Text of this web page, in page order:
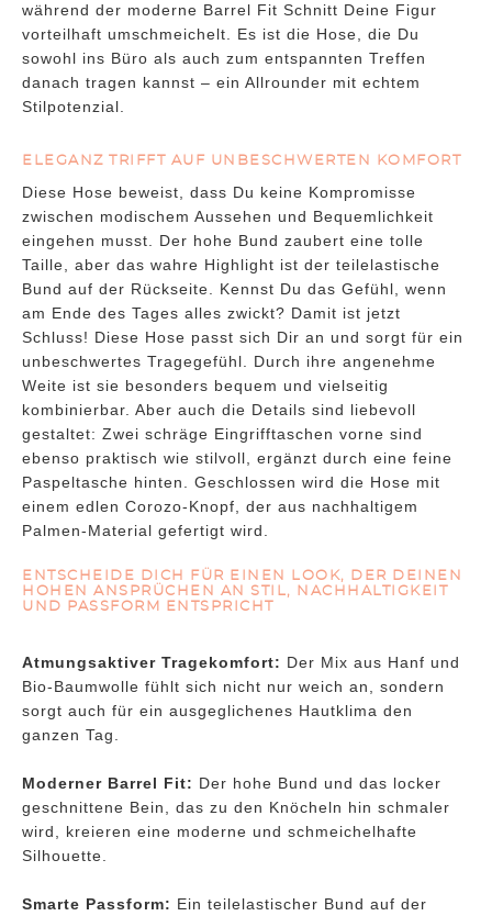
während der moderne Barrel Fit Schnitt Deine Figur
vorteilhaft umschmeichelt. Es ist die Hose, die Du
sowohl ins Büro als auch zum entspannten Treffen
danach tragen kannst – ein Allrounder mit echtem
Stilpotenzial.
ELEGANZ TRIFFT AUF UNBESCHWERTEN KOMFORT
Diese Hose beweist, dass Du keine Kompromisse
zwischen modischem Aussehen und Bequemlichkeit
eingehen musst. Der hohe Bund zaubert eine tolle
Taille, aber das wahre Highlight ist der teilelastische
Bund auf der Rückseite. Kennst Du das Gefühl, wenn
am Ende des Tages alles zwickt? Damit ist jetzt
Schluss! Diese Hose passt sich Dir an und sorgt für ein
unbeschwertes Tragegefühl. Durch ihre angenehme
Weite ist sie besonders bequem und vielseitig
kombinierbar. Aber auch die Details sind liebevoll
gestaltet: Zwei schräge Eingrifftaschen vorne sind
ebenso praktisch wie stilvoll, ergänzt durch eine feine
Paspeltasche hinten. Geschlossen wird die Hose mit
einem edlen Corozo-Knopf, der aus nachhaltigem
Palmen-Material gefertigt wird.
ENTSCHEIDE DICH FÜR EINEN LOOK, DER DEINEN
HOHEN ANSPRÜCHEN AN STIL, NACHHALTIGKEIT
UND PASSFORM ENTSPRICHT
Atmungsaktiver Tragekomfort: Der Mix aus Hanf und
Bio-Baumwolle fühlt sich nicht nur weich an, sondern
sorgt auch für ein ausgeglichenes Hautklima den
ganzen Tag.
Moderner Barrel Fit: Der hohe Bund und das locker
geschnittene Bein, das zu den Knöcheln hin schmaler
wird, kreieren eine moderne und schmeichelhafte
Silhouette.
Smarte Passform: Ein teilelastischer Bund auf der